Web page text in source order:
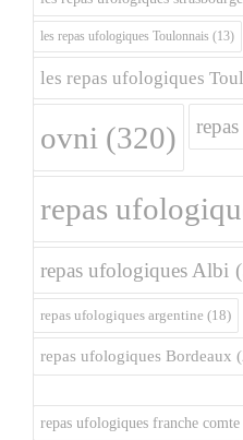
les repas ufologiques Toulonnais (13)
les repas ufologiques
ovni (320) repas
repas
repas ufologiques Albi
repas ufologiques argentine (18)
repas ufologiques Bordeaux
repas ufologiques franche comte